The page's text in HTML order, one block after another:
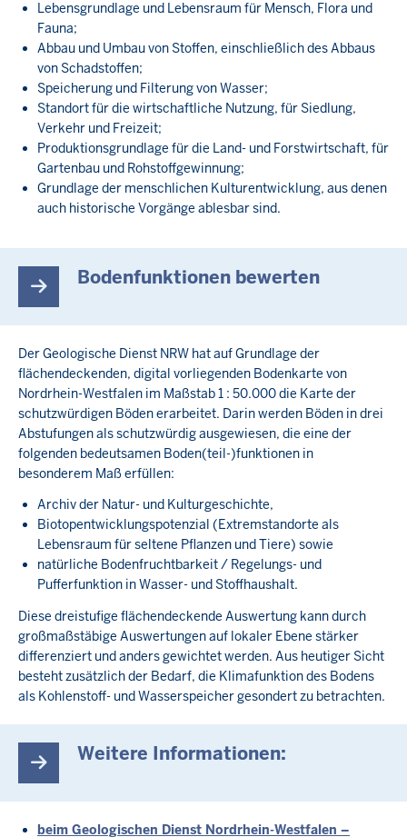
Lebensgrundlage und Lebensraum für Mensch, Flora und
Fauna;
Abbau und Umbau von Stoffen, einschließlich des Abbaus
von Schadstoffen;
Speicherung und Filterung von Wasser;
Standort für die wirtschaftliche Nutzung, für Siedlung,
Verkehr und Freizeit;
Produktionsgrundlage für die Land- und Forstwirtschaft, für
Gartenbau und Rohstoffgewinnung;
Grundlage der menschlichen Kulturentwicklung, aus denen
auch historische Vorgänge ablesbar sind.
Bodenfunktionen bewerten
Der Geologische Dienst NRW hat auf Grundlage der
flächendeckenden, digital vorliegenden Bodenkarte von
Nordrhein-Westfalen im Maßstab 1 : 50.000 die Karte der
schutzwürdigen Böden erarbeitet. Darin werden Böden in drei
Abstufungen als schutzwürdig ausgewiesen, die eine der
folgenden bedeutsamen Boden(teil-)funktionen in
besonderem Maß erfüllen:
Archiv der Natur- und Kulturgeschichte,
Biotopentwicklungspotenzial (Extremstandorte als
Lebensraum für seltene Pflanzen und Tiere) sowie
natürliche Bodenfruchtbarkeit / Regelungs- und
Pufferfunktion in Wasser- und Stoffhaushalt.
Diese dreistufige flächendeckende Auswertung kann durch
großmaßstäbige Auswertungen auf lokaler Ebene stärker
differenziert und anders gewichtet werden. Aus heutiger Sicht
besteht zusätzlich der Bedarf, die Klimafunktion des Bodens
als Kohlenstoff- und Wasserspeicher gesondert zu betrachten.
Weitere Informationen:
beim Geologischen Dienst Nordrhein-Westfalen –